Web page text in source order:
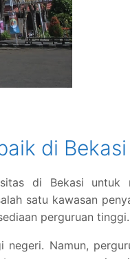
di Bekasi
di Bekasi untuk
satu kawasan
perguruan tinggi.
negeri. Namun,